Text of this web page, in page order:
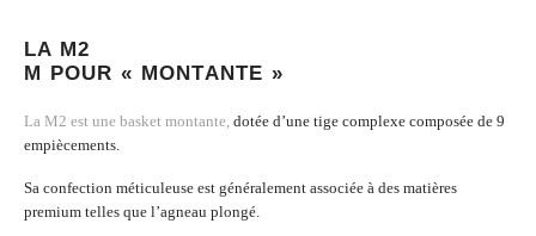
LA M2
M POUR « MONTANTE »
La M2 est une basket montante, dotée d’une tige complexe composée de 9
empiècements.
Sa confection méticuleuse est généralement associée à des matières
premium telles que l’agneau plongé.